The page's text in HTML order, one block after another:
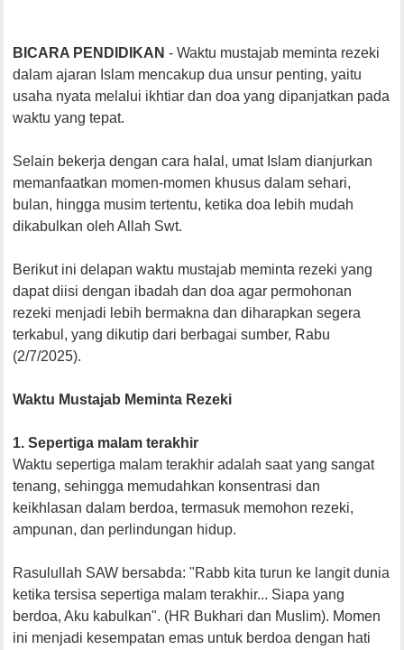
BICARA PENDIDIKAN - Waktu mustajab meminta rezeki
dalam ajaran Islam mencakup dua unsur penting, yaitu
usaha nyata melalui ikhtiar dan doa yang dipanjatkan pada
waktu yang tepat.
Selain bekerja dengan cara halal, umat Islam dianjurkan
memanfaatkan momen-momen khusus dalam sehari,
bulan, hingga musim tertentu, ketika doa lebih mudah
dikabulkan oleh Allah Swt.
Berikut ini delapan waktu mustajab meminta rezeki yang
dapat diisi dengan ibadah dan doa agar permohonan
rezeki menjadi lebih bermakna dan diharapkan segera
terkabul, yang dikutip dari berbagai sumber, Rabu
(2/7/2025).
Waktu Mustajab Meminta Rezeki
1. Sepertiga malam terakhir
Waktu sepertiga malam terakhir adalah saat yang sangat
tenang, sehingga memudahkan konsentrasi dan
keikhlasan dalam berdoa, termasuk memohon rezeki,
ampunan, dan perlindungan hidup.
Rasulullah SAW bersabda: "Rabb kita turun ke langit dunia
ketika tersisa sepertiga malam terakhir... Siapa yang
berdoa, Aku kabulkan". (HR Bukhari dan Muslim). Momen
ini menjadi kesempatan emas untuk berdoa dengan hati